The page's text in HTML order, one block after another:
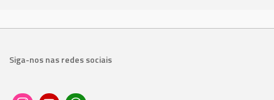
Siga-nos nas redes sociais